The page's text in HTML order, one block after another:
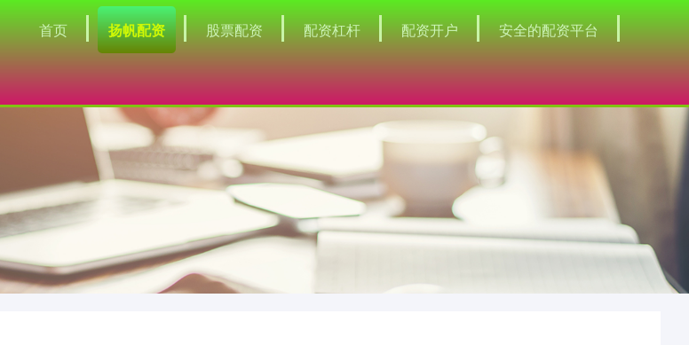
首页 扬帆配资 股票配资 配资杠杆 配资开户 安全的配资平台